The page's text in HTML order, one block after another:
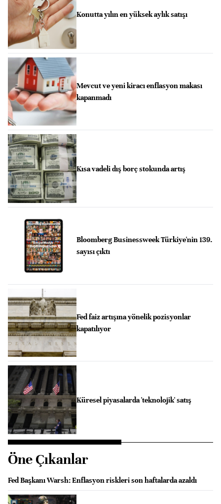
Konutta yılın en yüksek aylık satışı
Mevcut ve yeni kiracı enflasyon makası
kapanmadı
Kısa vadeli dış borç stokunda artış
Bloomberg Businessweek Türkiye'nin 139.
sayısı çıktı
Fed faiz artışına yönelik pozisyonlar
kapatılıyor
Küresel piyasalarda 'teknolojik' satış
Öne Çıkanlar
Fed Başkanı Warsh: Enflasyon riskleri son haftalarda azaldı